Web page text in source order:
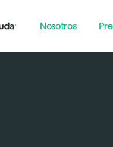
Nosotros